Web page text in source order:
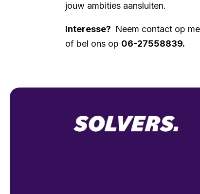
jouw ambities aansluiten.
Interesse? Neem contact op
of bel ons op 06-27558839.